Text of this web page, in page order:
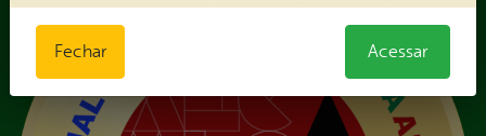
Fechar Acessar